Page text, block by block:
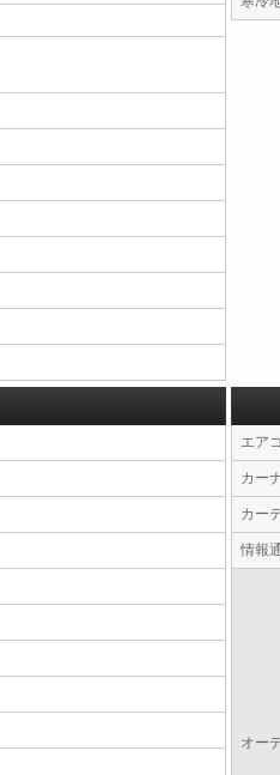
エア
カー
カー
情報
オー